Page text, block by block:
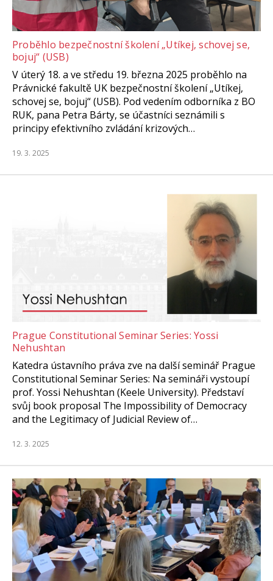
Proběhlo bezpečnostní školení „Utíkej, schovej se,
bojuj“ (USB)
V úterý 18. a ve středu 19. března 2025 proběhlo na
Právnické fakultě UK bezpečnostní školení „Utíkej,
schovej se, bojuj“ (USB). Pod vedením odborníka z BO
RUK, pana Petra Bárty, se účastníci seznámili s
principy efektivního zvládání krizových…
19. 3. 2025
Prague Constitutional Seminar Series: Yossi
Nehushtan
Katedra ústavního práva zve na další seminář Prague
Constitutional Seminar Series: Na semináři vystoupí
prof. Yossi Nehushtan (Keele University). Představí
svůj book proposal The Impossibility of Democracy
and the Legitimacy of Judicial Review of…
12. 3. 2025